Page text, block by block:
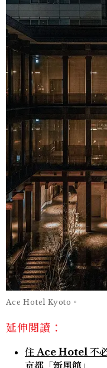
Ace Hotel Kyoto。
延伸閱讀：
住 Ace Hotel 不必